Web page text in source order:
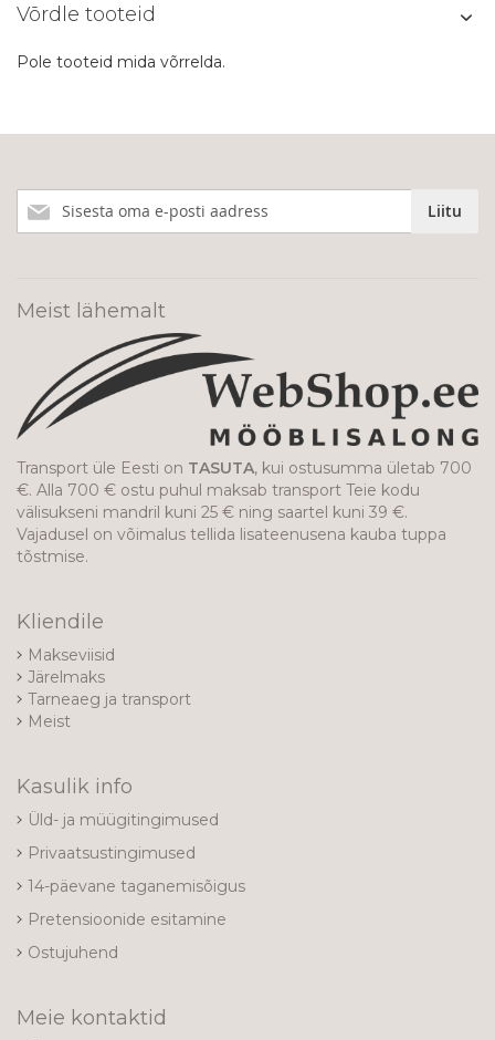
Võrdle tooteid
Pole tooteid mida võrrelda.
meie
Liitu
Meist lähemalt
Transport üle Eesti on TASUTA, kui ostusumma ületab 700
€. Alla 700 € ostu puhul maksab transport Teie kodu
välisukseni mandril kuni 25 € ning saartel kuni 39 €.
Vajadusel on võimalus tellida lisateenusena kauba tuppa
tõstmise.
Kliendile
Makseviisid
Järelmaks
Tarneaeg ja transport
Meist
Kasulik info
Üld- ja müügitingimused
Privaatsustingimused
14-päevane taganemisõigus
Pretensioonide esitamine
Ostujuhend
Meie kontaktid